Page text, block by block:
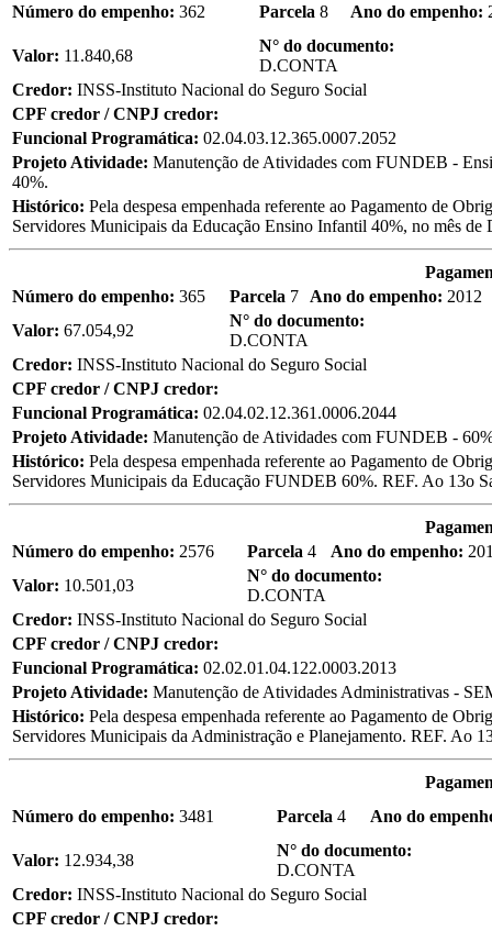
Número do empenho: 362 Parcela 8 Ano do empenho:
Valor: 11.840,68
N° do documento:
D.CONTA
Credor: INSS-Instituto Nacional do Seguro Social
CPF credor / CNPJ credor:
Funcional Programática: 02.04.03.12.365.0007.2052
Projeto Atividade: Manutenção de Atividades com FUNDEB -
40%.
Histórico: Pela despesa empenhada referente ao Pagamento de
Servidores Municipais da Educação Ensino Infantil 40%, no mês
Número do empenho: 365 Parcela 7 Ano do empenho: 2012
Valor: 67.054,92
N° do documento:
D.CONTA
Credor: INSS-Instituto Nacional do Seguro Social
CPF credor / CNPJ credor:
Funcional Programática: 02.04.02.12.361.0006.2044
Projeto Atividade: Manutenção de Atividades com FUNDEB -
Histórico: Pela despesa empenhada referente ao Pagamento de
Servidores Municipais da Educação FUNDEB 60%. REF. Ao 13o
Número do empenho: 2576 Parcela 4 Ano do empenho:
Valor: 10.501,03
N° do documento:
D.CONTA
Credor: INSS-Instituto Nacional do Seguro Social
CPF credor / CNPJ credor:
Funcional Programática: 02.02.01.04.122.0003.2013
Projeto Atividade: Manutenção de Atividades Administrativas -
Histórico: Pela despesa empenhada referente ao Pagamento de
Servidores Municipais da Administração e Planejamento. REF. Ao
Número do empenho: 3481 Parcela 4 Ano do
Valor: 12.934,38
N° do documento:
D.CONTA
Credor: INSS-Instituto Nacional do Seguro Social
CPF credor / CNPJ credor: